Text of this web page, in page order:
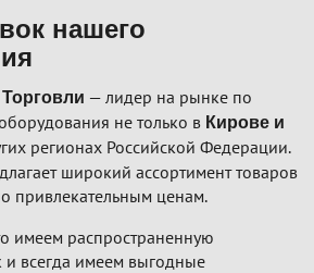
нашего
— лидер на рынке по
не только в Кирове и
регионах Российской Федерации.
широкий ассортимент товаров
привлекательным ценам.
имеем распространенную
и всегда имеем выгодные